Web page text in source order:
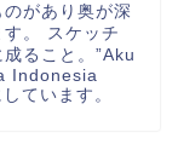
があり奥が深
。 スケッチ
ること。”Aku
Indonesia
ています。